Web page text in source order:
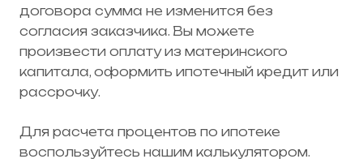
договора сумма не изменится без
согласия заказчика. Вы можете
произвести оплату из материнского
капитала, оформить ипотечный кредит или
рассрочку.
Для расчета процентов по ипотеке
воспользуйтесь нашим калькулятором.